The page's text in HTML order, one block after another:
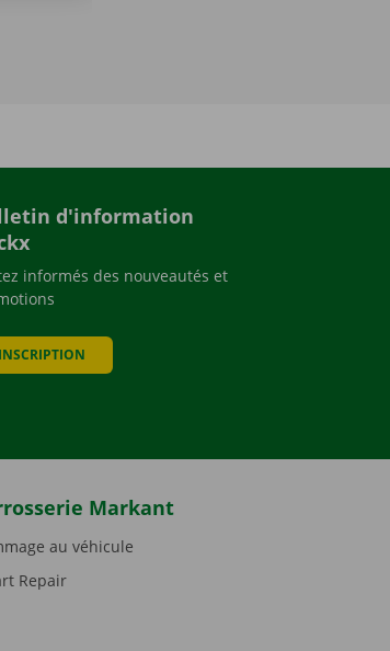
d'information
informés des nouveautés et
INSCRIPTION
Markant
au véhicule
Repair